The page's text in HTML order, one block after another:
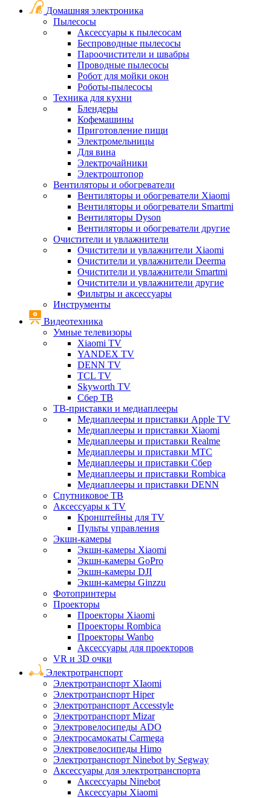
Домашняя электроника
Пылесосы
Аксессуары к пылесосам
Беспроводные пылесосы
Пароочистители и швабры
Проводные пылесосы
Робот для мойки окон
Роботы-пылесосы
Техника для кухни
Блендеры
Кофемашины
Приготовление пищи
Электромельницы
Для вина
Электрочайники
Электроштопор
Вентиляторы и обогреватели
Вентиляторы и обогреватели Xiaomi
Вентиляторы и обогреватели Smartmi
Вентиляторы Dyson
Вентиляторы и обогреватели другие
Очистители и увлажнители
Очистители и увлажнители Xiaomi
Очистители и увлажнители Deerma
Очистители и увлажнители Smartmi
Очистители и увлажнители другие
Фильтры и аксессуары
Инструменты
Видеотехника
Умные телевизоры
Xiaomi TV
YANDEX TV
DENN TV
TCL TV
Skyworth TV
Сбер ТВ
ТВ-приставки и медиаплееры
Медиаплееры и приставки Apple TV
Медиаплееры и приставки Xiaomi
Медиаплееры и приставки Realme
Медиаплееры и приставки МТС
Медиаплееры и приставки Сбер
Медиаплееры и приставки Rombica
Медиаплееры и приставки DENN
Спутниковое ТВ
Аксессуары к TV
Кронштейны для TV
Пульты управления
Экшн-камеры
Экшн-камеры Xiaomi
Экшн-камеры GoPro
Экшн-камеры DJI
Экшн-камеры Ginzzu
Фотопринтеры
Проекторы
Проекторы Xiaomi
Проекторы Rombica
Проекторы Wanbo
Аксессуары для проекторов
VR и 3D очки
Электротранспорт
Электротранспорт XIaomi
Электротранспорт Hiper
Электротранспорт Accesstyle
Электротранспорт Mizar
Электровелосипеды ADO
Электросамокаты Carmega
Электровелосипеды Himo
Электротранспорт Ninebot by Segway
Аксессуары для электротранспорта
Аксессуары Ninebot
Аксессуары Xiaomi